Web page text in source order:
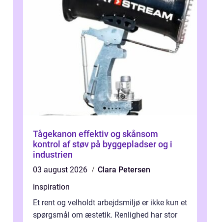
Tågekanon effektiv og skånsom
kontrol af støv på byggepladser og i
industrien
03 august 2026
Clara Petersen
inspiration
Et rent og velholdt arbejdsmiljø er ikke kun et
spørgsmål om æstetik. Renlighed har stor